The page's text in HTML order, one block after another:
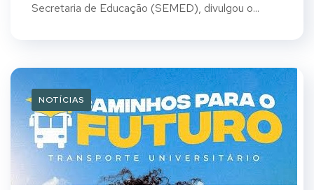
Secretaria de Educação (SEMED), divulgou o...
NOTÍCIAS